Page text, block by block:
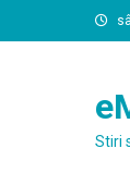
to
Stiri